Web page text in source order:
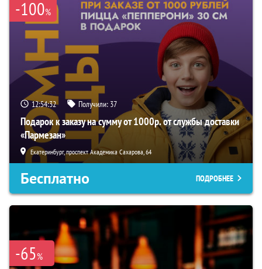
-100%
12:54:30 Получили: 37
Подарок к заказу на сумму от 1000р. от службы доставки
«Пармезан»
Екатеринбург, проспект Академика Сахарова, 64
Бесплатно ПОДРОБНЕЕ
-65%